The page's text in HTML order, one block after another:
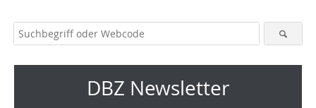
DBZ Newsletter